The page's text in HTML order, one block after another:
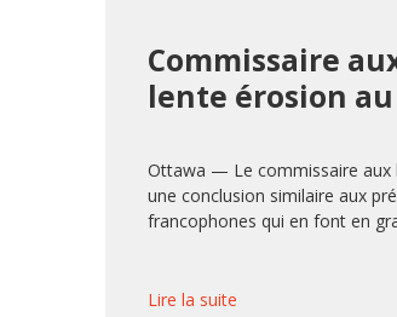
Commissaire
lente érosion au
Ottawa — Le commissaire aux
une conclusion similaire aux
francophones qui en font en
Lire la suite